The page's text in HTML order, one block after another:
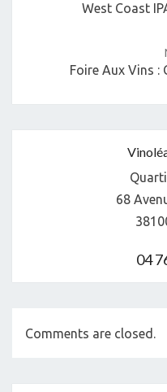
West Coast
Foire Aux Vins
68
04
Comments are closed.